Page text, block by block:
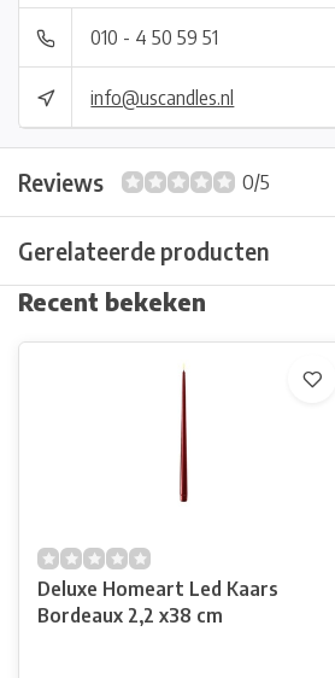
010 - 4 50 59 51
info@uscandles.nl
Reviews 0/5
Gerelateerde producten
Recent bekeken
Deluxe Homeart Led Kaars
Bordeaux 2,2 x38 cm